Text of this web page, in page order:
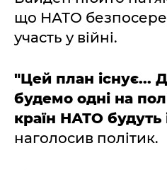
що НАТО
участь у війні.
"Цей план існує...
будемо одні на
країн НАТО будуть
наголосив політик.